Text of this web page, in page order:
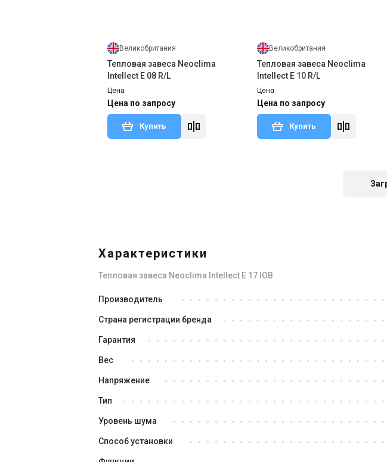
Великобритания
Тепловая завеса Neoclima
Intellect Е 08 R/L
Цена
Цена по запросу
Купить
Великобритания
Тепловая завеса Neoclima
Intellect Е 10 R/L
Цена
Цена по запросу
Купить
Intellect E 33 L IOB
Цена по запросу
Intellect E 33 R IOB
Снят с производства Оставить отзыв Снят с производства Оставить
Характеристики
Тепловая завеса Neoclima Intellect E 17 IOB
Производитель
Страна регистрации бренда
Гарантия
Вес
Напряжение
Тип
Уровень шума
Способ установки